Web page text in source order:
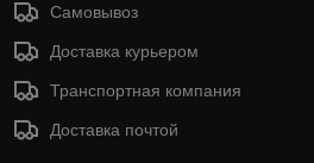
Самовывоз
Доставка курьером
Транспортная компания
Доставка почтой